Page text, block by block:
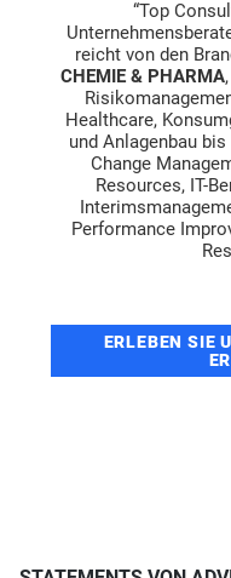
“Top
reicht von den
CHEMIE & PHARMA
Healthcare,
und Anlagenbau
Change
Resources, IT-
Performance
ERLEBEN SIE